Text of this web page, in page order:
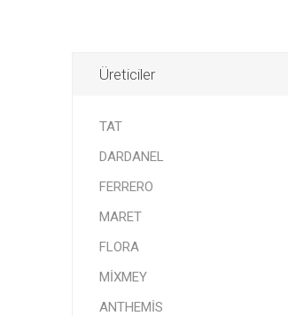
Üreticiler
TAT
DARDANEL
FERRERO
MARET
FLORA
MİXMEY
ANTHEMİS